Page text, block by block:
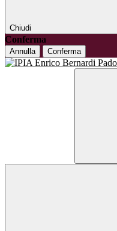
Chiudi
Conferma
Annulla Conferma